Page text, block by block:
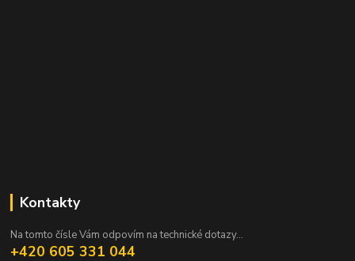
Kontakty
Na tomto čísle Vám odpovím na technické dotazy...
+420 605 331 044